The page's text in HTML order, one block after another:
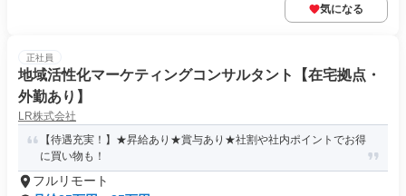
気になる
正社員
地域活性化マーケティングコンサルタント【在宅拠点・
外勤あり】
LR株式会社
【待遇充実！】★昇給あり★賞与あり★社割や社内ポイントでお得
に買い物も！
フルリモート